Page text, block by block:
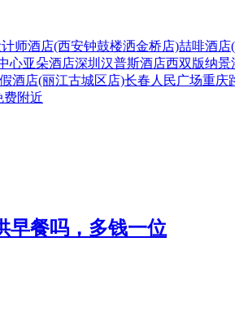
计师酒店(西安钟鼓楼洒金桥店)喆啡酒店
心亚朵酒店深圳汉普斯酒店西双版纳景
酒店(丽江古城区店)长春人民广场重庆
费附近
早餐吗，多钱一位